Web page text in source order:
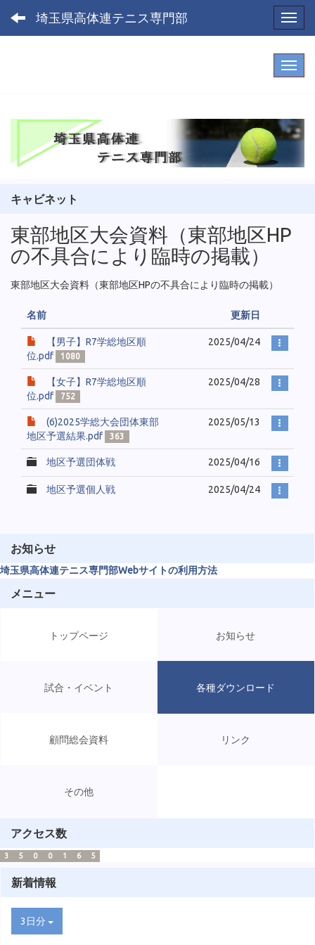
埼玉県高体連テニス専門部
キャビネット
東部地区大会資料（東部地区HP
の不具合により臨時の掲載）
東部地区大会資料（東部地区HPの不具合により臨時の掲載）
名前 更新日
【男子】R7学総地区順
位.pdf
1080
2025/04/24
【女子】R7学総地区順
位.pdf
752
2025/04/28
(6)2025学総大会団体東部
地区予選結果.pdf
363
2025/05/13
地区予選団体戦 2025/04/16
地区予選個人戦 2025/04/24
お知らせ
埼玉県高体連テニス専門部Webサイトの利用方法
メニュー
トップページ お知らせ
試合・イベント 各種ダウンロード
顧問総会資料 リンク
その他
アクセス数
3 5 0 0 1 6 5
新着情報
3日分